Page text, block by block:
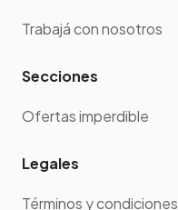
Trabajá con nosotros
Secciones
Ofertas imperdible
Legales
Términos y condiciones